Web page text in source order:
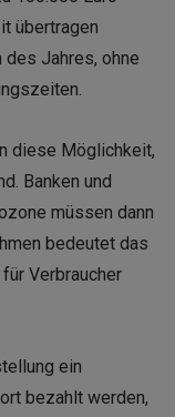
übertragen
des Jahres, ohne
diese Möglichkeit,
Banken und
müssen dann
bedeutet das
Verbraucher
ein
bezahlt werden,